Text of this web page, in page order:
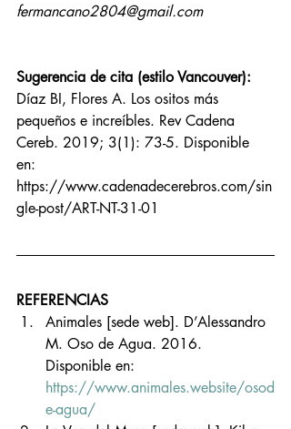
fermancano2804@gmail.com
Sugerencia de cita (estilo Vancouver):
Díaz BI, Flores A. Los ositos más
pequeños e increíbles. Rev Cadena
Cereb. 2019; 3(1): 73-5. Disponible
en:
https://www.cadenadecerebros.com/sin
gle-post/ART-NT-31-01
REFERENCIAS
Animales [sede web]. D’Alessandro
M. Oso de Agua. 2016.
Disponible en:
https://www.animales.website/osod
e-agua/